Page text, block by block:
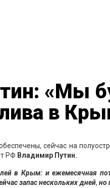
«Мы
в
сейчас на
РФ Владимир Путин.
в Крым: и ежемесячная
запас нескольких дней,но